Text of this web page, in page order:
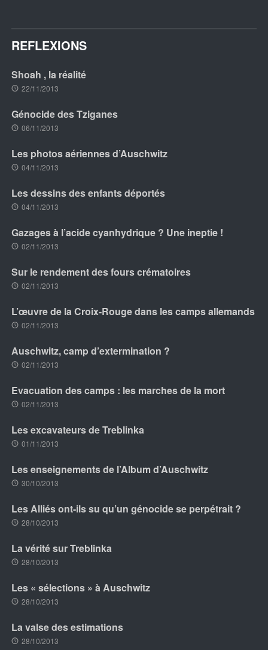
REFLEXIONS
Shoah , la réalité
22/11/2013
Génocide des Tziganes
06/11/2013
Les photos aériennes d’Auschwitz
04/11/2013
Les dessins des enfants déportés
04/11/2013
Gazages à l’acide cyanhydrique ? Une ineptie !
02/11/2013
Sur le rendement des fours crématoires
02/11/2013
L’œuvre de la Croix-Rouge dans les camps allemands
02/11/2013
Auschwitz, camp d’extermination ?
02/11/2013
Evacuation des camps : les marches de la mort
02/11/2013
Les excavateurs de Treblinka
01/11/2013
Les enseignements de l’Album d’Auschwitz
30/10/2013
Les Alliés ont-ils su qu’un génocide se perpétrait ?
28/10/2013
La vérité sur Treblinka
28/10/2013
Les « sélections » à Auschwitz
28/10/2013
La valse des estimations
28/10/2013